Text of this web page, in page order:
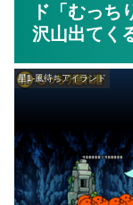
ド「むっち
沢山出てく
星1-風待ちアイランド